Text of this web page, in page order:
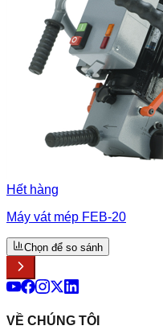
Hết hàng
Máy vát mép FEB-20
Chọn để so sánh
VỀ CHÚNG TÔI